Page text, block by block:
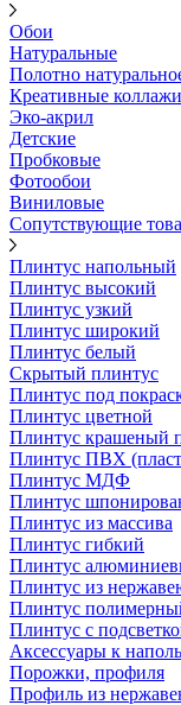
Обои
Натуральные
Полотно
Креативные коллажи
Эко-акрил
Детские
Пробковые
Фотообои
Виниловые
Сопутствующие
Плинтус напольный
Плинтус высокий
Плинтус узкий
Плинтус широкий
Плинтус белый
Скрытый плинтус
Плинтус под
Плинтус цветной
Плинтус крашеный
Плинтус ПВХ
Плинтус МДФ
Плинтус
Плинтус из массива
Плинтус гибкий
Плинтус
Плинтус из
Плинтус
Плинтус с
Аксессуары к
Порожки, профиля
Профиль из